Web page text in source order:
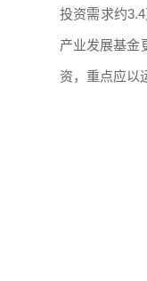
投资需求约
产业发展基金
资，重点应以